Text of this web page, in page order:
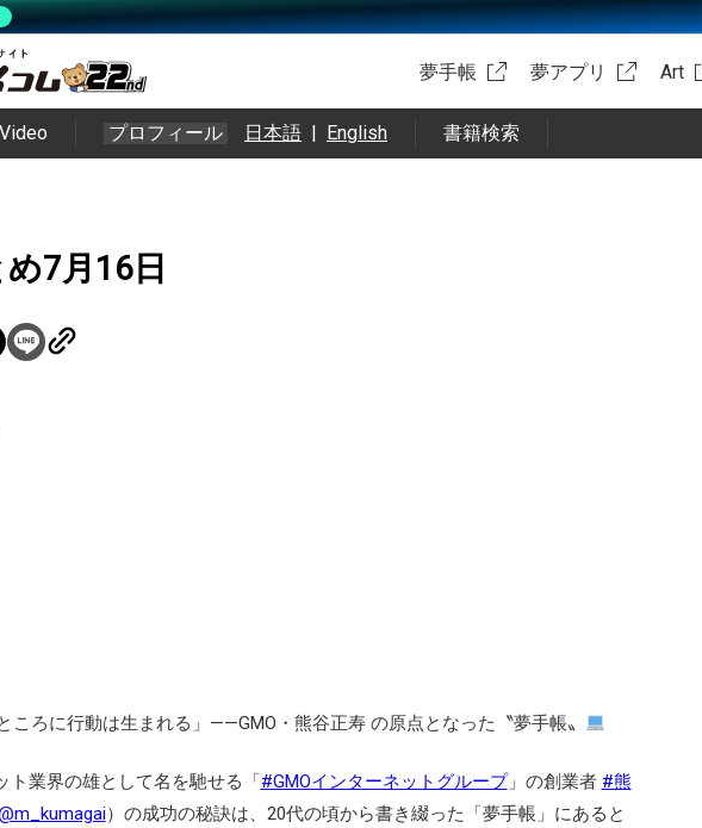
夢手帳 夢アプリ Art
Video プロフィール 日本語 | English 書籍検索
7月16日
ころに行動は生まれる」——GMO・熊谷正寿 の原点となった〝夢手帳〟
ト業界の雄として名を馳せる「#GMOインターネットグループ」の創業者 #熊
）の成功の秘訣は、20代の頃から書き綴った「夢手帳」にあると